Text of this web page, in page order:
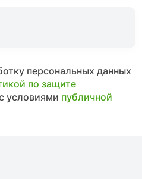
персональных данных
по защите
условиями публичной